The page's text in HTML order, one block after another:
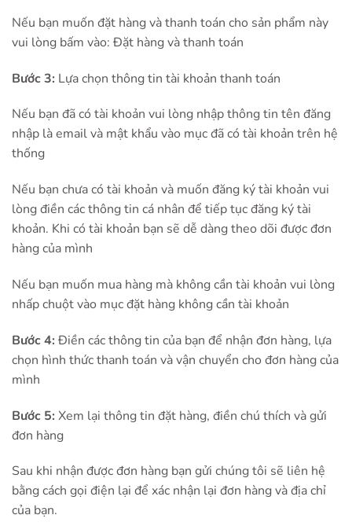
Nếu bạn muốn đặt hàng và thanh toán cho sản phẩm này
vui lòng bấm vào: Đặt hàng và thanh toán
Bước 3: Lựa chọn thông tin tài khoản thanh toán
Nếu bạn đã có tài khoản vui lòng nhập thông tin tên đăng
nhập là email và mật khẩu vào mục đã có tài khoản trên hệ
thống
Nếu bạn chưa có tài khoản và muốn đăng ký tài khoản vui
lòng điền các thông tin cá nhân để tiếp tục đăng ký tài
khoản. Khi có tài khoản bạn sẽ dễ dàng theo dõi được đơn
hàng của mình
Nếu bạn muốn mua hàng mà không cần tài khoản vui lòng
nhấp chuột vào mục đặt hàng không cần tài khoản
Bước 4: Điền các thông tin của bạn để nhận đơn hàng, lựa
chọn hình thức thanh toán và vận chuyển cho đơn hàng của
mình
Bước 5: Xem lại thông tin đặt hàng, điền chú thích và gửi
đơn hàng
Sau khi nhận được đơn hàng bạn gửi chúng tôi sẽ liên hệ
bằng cách gọi điện lại để xác nhận lại đơn hàng và địa chỉ
của bạn.